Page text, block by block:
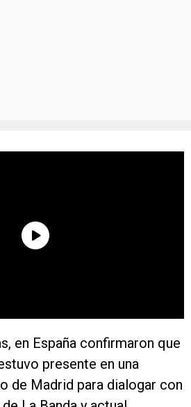
en España confirmaron que
presente en una
de Madrid para dialogar con